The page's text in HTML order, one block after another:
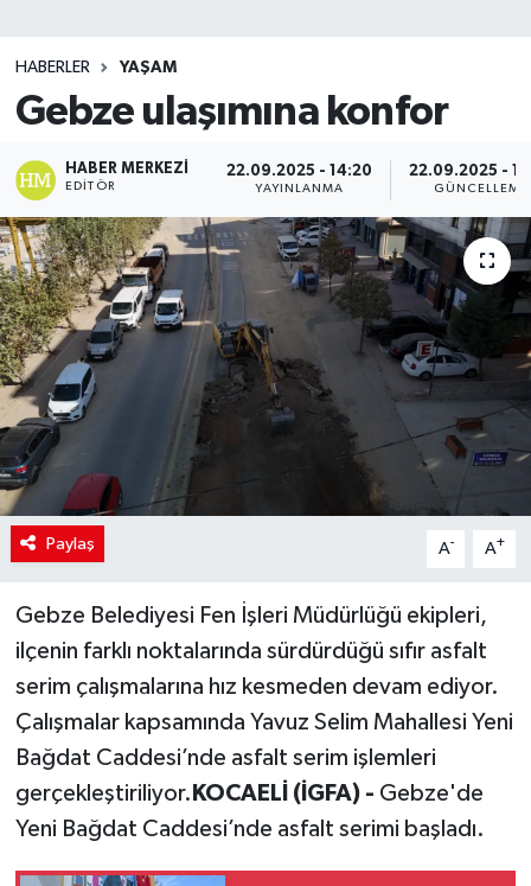
HABERLER YAŞAM
Gebze ulaşımına konfor
HABER MERKEZI
EDITÖR
22.09.2025 - 14:20
YAYINLANMA
22.09.2025 -
GÜNCELLEME
Paylaş A- A+
Gebze Belediyesi Fen İşleri Müdürlüğü ekipleri,
ilçenin farklı noktalarında sürdürdüğü sıfır asfalt
serim çalışmalarına hız kesmeden devam ediyor.
Çalışmalar kapsamında Yavuz Selim Mahallesi Yeni
Bağdat Caddesi’nde asfalt serim işlemleri
gerçekleştiriliyor. KOCAELİ (İGFA) - Gebze'de
Yeni Bağdat Caddesi’nde asfalt serimi başladı.
Teknoloji
TRABZON
TRABZONSPOR
Yaşam